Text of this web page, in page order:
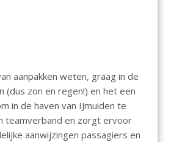
aanpakken weten, graag in de
(dus zon en regen!) en het een
in de haven van IJmuiden te
teamverband en zorgt ervoor
aanwijzingen passagiers en